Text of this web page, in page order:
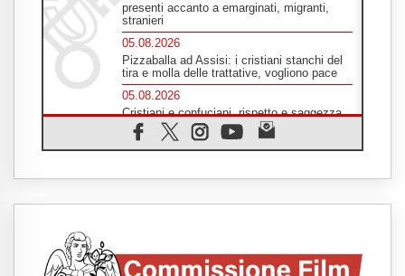
presenti accanto a emarginati, migranti,
stranieri
05.08.2026
Pizzaballa ad Assisi: i cristiani stanchi del
tira e molla delle trattative, vogliono pace
05.08.2026
Cristiani e confuciani, rispetto e saggezza
per affrontare le "sfide urgenti" di oggi
05.08.2026
di Dio scende ancora sul mondo
05.08.2026
05.08.2026
Parolin ai preti del Guatemala: siate